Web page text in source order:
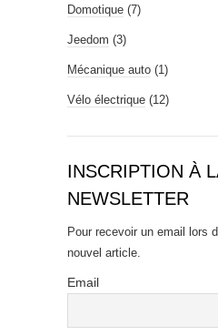
Domotique (7)
Jeedom (3)
Mécanique auto (1)
Vélo électrique (12)
INSCRIPTION À
NEWSLETTER
Pour recevoir un email lors
nouvel article.
Email